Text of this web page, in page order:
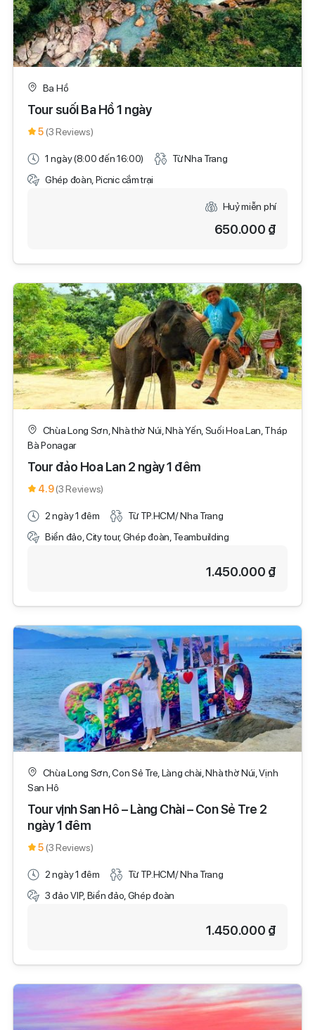
Ba Hồ
Tour suối Ba Hồ 1 ngày
5 (3 Reviews)
1 ngày (8:00 đến 16:00)
Từ Nha Trang
Ghép đoàn, Picnic cắm trại
Huỷ miễn phí
650.000 ₫
Chùa Long Sơn, Nhà thờ Núi, Nhà Yến, Suối Hoa Lan, Tháp
Bà Ponagar
Tour đảo Hoa Lan 2 ngày 1 đêm
4.9(3 Reviews)
2 ngày 1 đêm
Từ TP.HCM/ Nha Trang
Biển đảo, City tour, Ghép đoàn, Teambuilding
1.450.000 ₫
Chùa Long Sơn, Con Sẻ Tre, Làng chài, Nhà thờ Núi, Vịnh
San Hô
Tour vịnh San Hô – Làng Chài – Con Sẻ Tre 2
ngày 1 đêm
5 (3 Reviews)
2 ngày 1 đêm
Từ TP.HCM/ Nha Trang
3 đảo VIP, Biển đảo, Ghép đoàn
1.450.000 ₫